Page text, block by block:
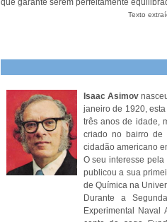
que garante serem perfeitamente
Texto
Isaac Asimov
janeiro de 1920,
três anos de idade,
criado no bairro de
cidadão americano
O seu interesse
publicou a sua
de Química na
Durante a
Experimental